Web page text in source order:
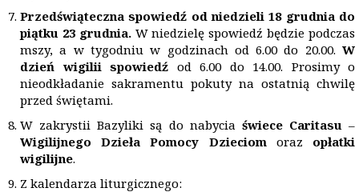
Przedświąteczna spowiedź od niedzieli 18 grudnia do
piątku 23 grudnia.W niedzielę spowiedź będzie podczas
mszy, a w tygodniu w godzinach od 6.00 do 20.00. W
dzień wigilii spowiedź od 6.00 do 14.00. Prosimy o
nieodkładanie sakramentu pokuty na ostatnią chwilę
przed świętami.
W zakrystii Bazyliki są do nabycia świece Caritasu–
Wigilijnego Dzieła Pomocy Dzieciomoraz opłatki
wigilijne.
Z kalendarza liturgicznego: